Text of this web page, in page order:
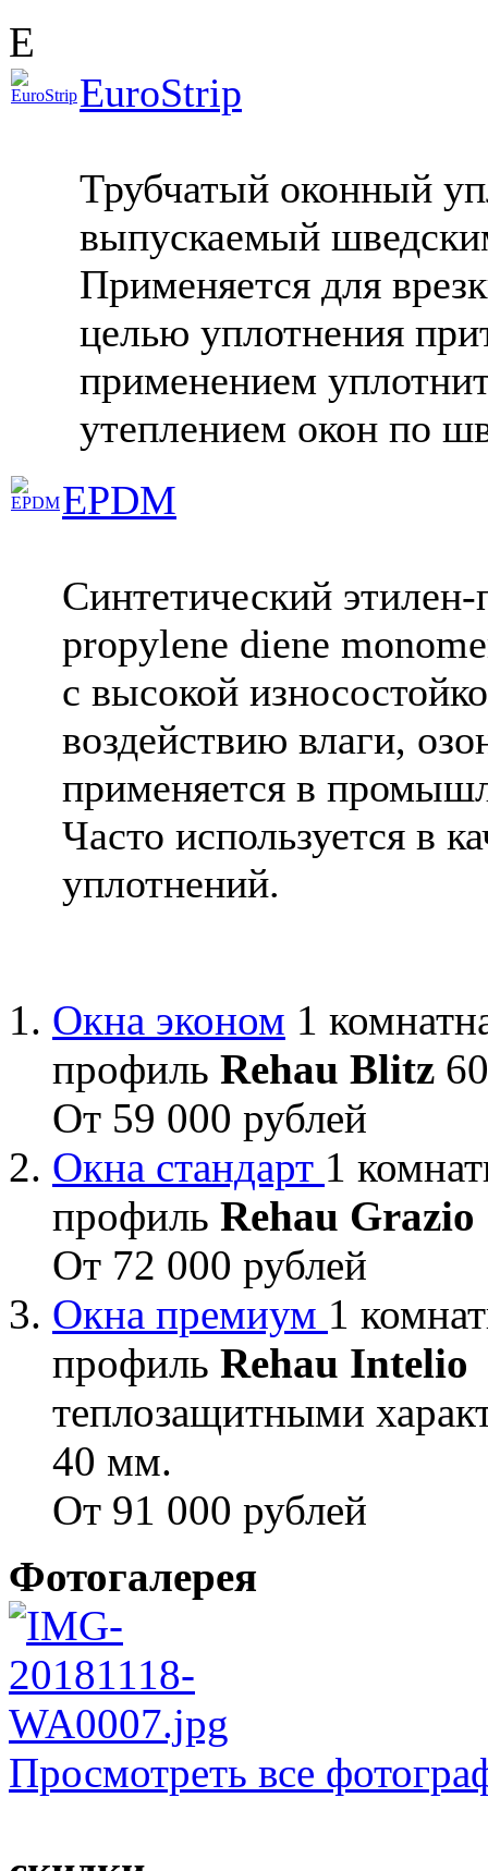
E
EuroStrip
Трубчатый оконный
выпускаемый
Применяется для
целью уплотнения
применением
утеплением окон по
EPDM
Синтетический
propylene diene
с высокой
воздействию влаги,
применяется в
Часто используется в
уплотнений.
Окна эконом 1
профиль Rehau Blitz
От 59 000 рублей
Окна стандарт 1
профиль Rehau Grazio
От 72 000 рублей
Окна премиум 1
профиль Rehau Intelio
теплозащитными
40 мм.
От 91 000 рублей
Фотогалерея
Просмотреть все